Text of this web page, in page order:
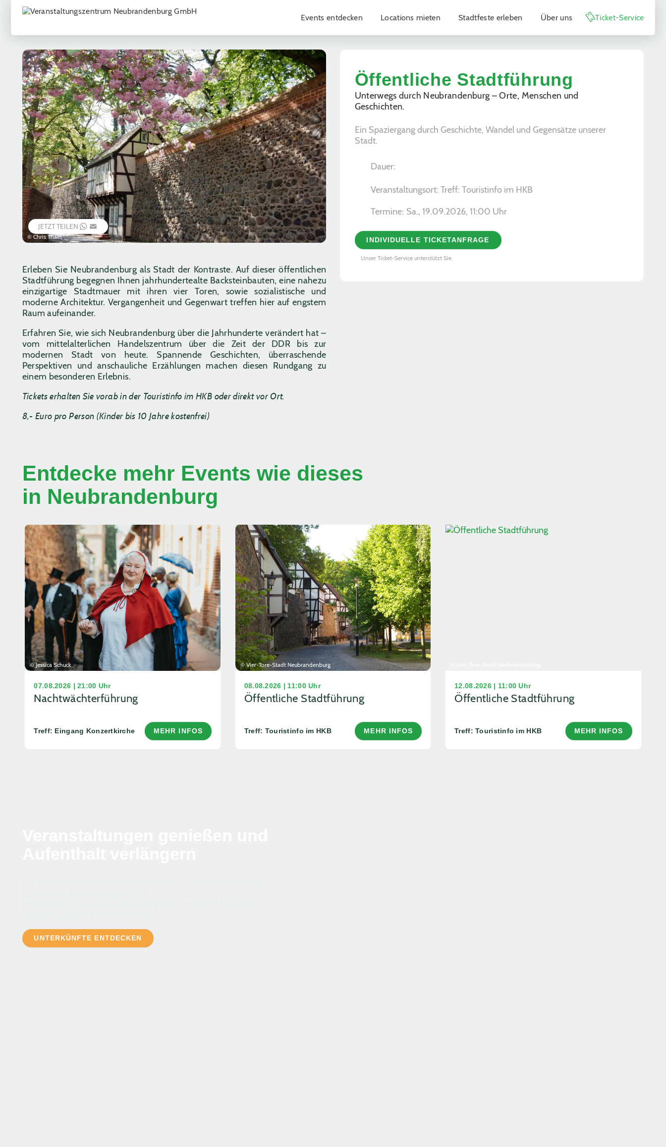
Events entdecken Locations mieten Stadtfeste erleben Über uns Ticket-Service
© Chris Thaet
JETZT TEILEN WHATSAPP
EMAIL
Erleben Sie Neubrandenburg als Stadt der Kontraste. Auf dieser öffentlichen
Stadtführung begegnen Ihnen jahrhundertealte Backsteinbauten, eine nahezu
einzigartige Stadtmauer mit ihren vier Toren, sowie sozialistische und
moderne Architektur. Vergangenheit und Gegenwart treffen hier auf engstem
Raum aufeinander.
Erfahren Sie, wie sich Neubrandenburg über die Jahrhunderte verändert hat –
vom mittelalterlichen Handelszentrum über die Zeit der DDR bis zur
modernen Stadt von heute. Spannende Geschichten, überraschende
Perspektiven und anschauliche Erzählungen machen diesen Rundgang zu
einem besonderen Erlebnis.
Tickets erhalten Sie vorab in der Touristinfo im HKB oder direkt vor Ort.
8,- Euro pro Person (Kinder bis 10 Jahre kostenfrei)
Öffentliche Stadtführung
Unterwegs durch Neubrandenburg – Orte, Menschen und
Geschichten.
Ein Spaziergang durch Geschichte, Wandel und Gegensätze unserer
Stadt.
Dauer:
Veranstaltungsort: Treff: Touristinfo im HKB
Termine: Sa., 19.09.2026, ­11:00 Uhr
INDIVIDUELLE TICKETANFRAGE
Unser Ticket-Service unterstützt Sie.
Entdecke mehr Events wie dieses
in Neubrandenburg
© Jessica Schuck
07.08.2026 | 21:00 Uhr
Nachtwächterführung
Treff: Eingang Konzertkirche MEHR INFOS
© Vier-Tore-Stadt Neubrandenburg
08.08.2026 | 11:00 Uhr
Öffentliche Stadtführung
Treff: Touristinfo im HKB MEHR INFOS
12.08.2026 | 11:00 Uhr
Öffentliche Stadtführung
Treff: Touristinfo im HKB MEHR INFOS
UNTERKÜNFTE ENTDECKEN